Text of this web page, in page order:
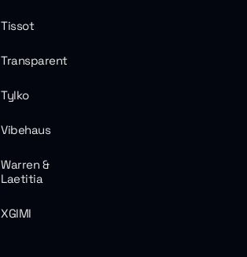
Tissot
Transparent
Tylko
Vibehaus
Warren &
Laetitia
XGIMI